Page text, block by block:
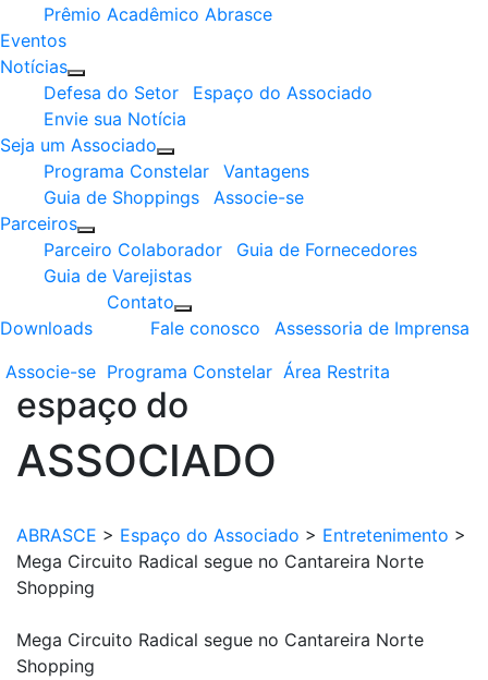
Prêmio Acadêmico Abrasce
Eventos
Notícias
Defesa do Setor
Espaço do Associado
Envie sua Notícia
Seja um Associado
Programa Constelar
Vantagens
Guia de Shoppings
Associe-se
Parceiros
Parceiro Colaborador
Guia de Fornecedores
Guia de Varejistas
Downloads
Contato
Fale conosco
Assessoria de Imprensa
Associe-se Programa Constelar Área Restrita
espaço do
ASSOCIADO
ABRASCE > Espaço do Associado > Entretenimento >
Mega Circuito Radical segue no Cantareira Norte
Shopping
Mega Circuito Radical segue no Cantareira Norte
Shopping